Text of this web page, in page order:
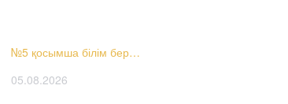
№5 қосымша білім бер…
05.08.2026